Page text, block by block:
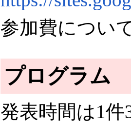
参加費につい
プログラム
発表時間は1